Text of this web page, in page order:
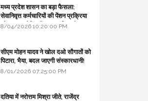
मध्य प्रदेश शासन का बड़ा फैसला:
सेवानिवृत्त कर्मचारियों की पेंशन प्रक्रिया
और बजट कोडिंग में हुए क्रांतिकारी
8/04/2026 10:20:00 PM
सीएम मोहन यादव ने खोल दओ सौगातों को
पिटारा, भैया, बदल जाएगी संस्कारधानी!
8/01/2026 07:25:00 PM
दतिया में नरोत्तम मिश्रा जीते, राजेंद्र